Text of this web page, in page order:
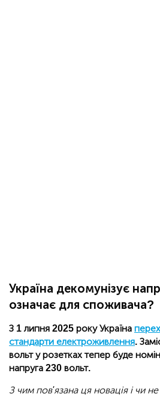
Україна декомунізує
означає для споживача?
З 1 липня 2025 року Україна
стандарти електроживлення.
вольт у розетках тепер буде
напруга 230 вольт.
З чим пов'язана ця новація і чи